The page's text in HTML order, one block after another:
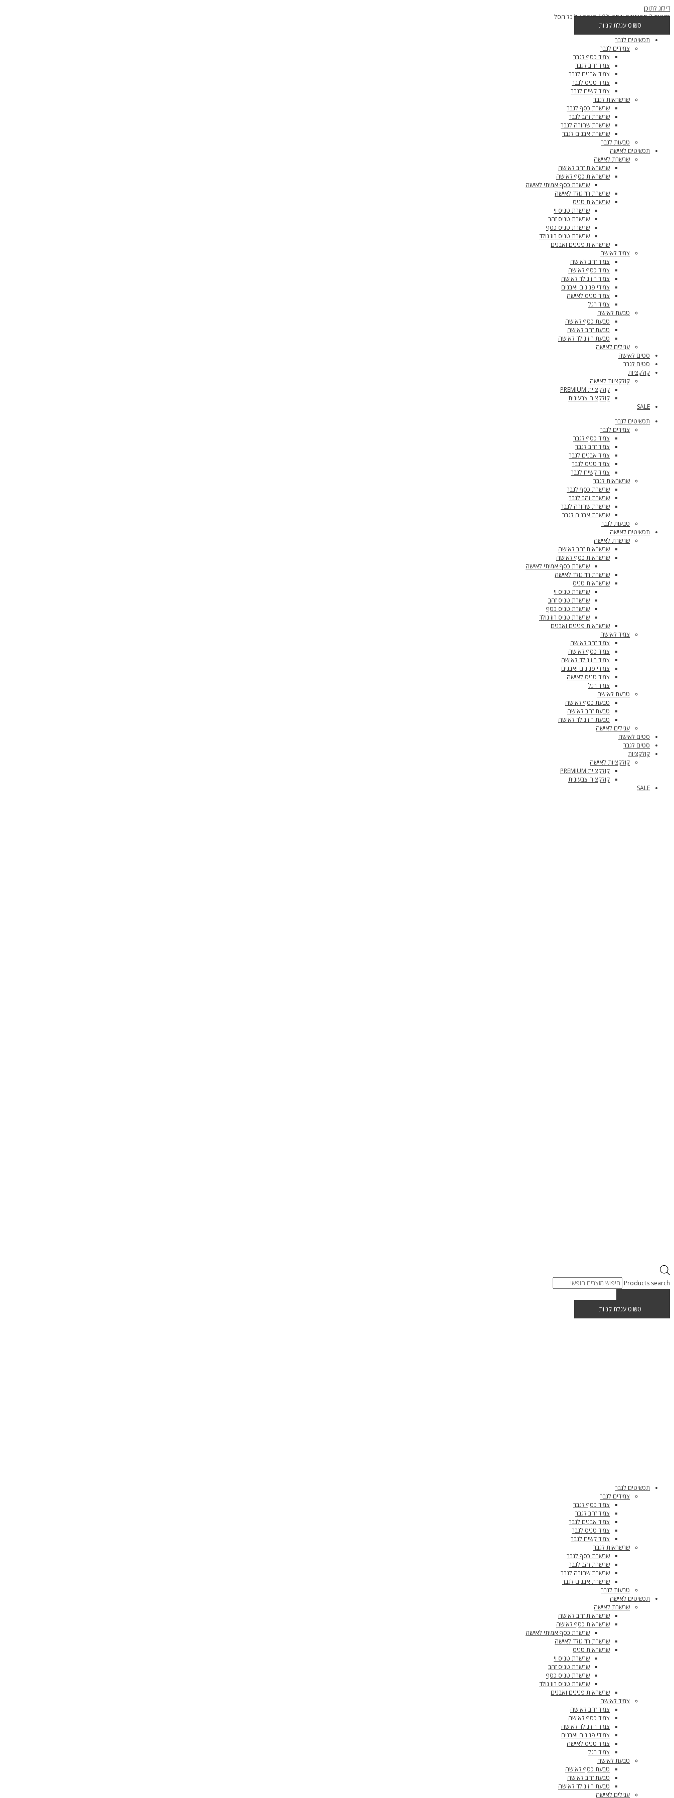
דילוג לתוכן
בקניית 2 תכשיטים ויותר 10% הנחה על כל הסל
₪0
0 עגלת קניות
תכשיטים לגבר
צמידים לגבר
צמיד כסף לגבר
צמיד זהב לגבר
צמיד אבנים לגבר
צמיד טניס לגבר
צמיד קשיח לגבר
שרשראות לגבר
שרשרת כסף לגבר
שרשרת זהב לגבר
שרשרת שחורה לגבר
שרשרת אבנים לגבר
טבעות לגבר
תכשיטים לאישה
שרשרת לאישה
שרשראות זהב לאישה
שרשראות כסף לאישה
שרשרת כסף אמיתי לאישה
שרשרת רוז גולד לאישה
שרשראות טניס
שרשרת טניס וי
שרשרת טניס זהב
שרשרת טניס כסף
שרשרת טניס רוז גולד
שרשראות פנינים ואבנים
צמיד לאישה
צמיד זהב לאישה
צמיד כסף לאישה
צמיד רוז גולד לאישה
צמידי פנינים ואבנים
צמיד טניס לאישה
צמיד רגל
טבעת לאישה
טבעת כסף לאישה
טבעת זהב לאישה
טבעת רוז גולד לאישה
עגילים לאישה
סטים לאישה
סטים לגבר
קולקציות
קולקציות לאישה
קולקציית PREMIUM
קולקציה צבעונית
SALE
תכשיטים לגבר
צמידים לגבר
צמיד כסף לגבר
צמיד זהב לגבר
צמיד אבנים לגבר
צמיד טניס לגבר
צמיד קשיח לגבר
שרשראות לגבר
שרשרת כסף לגבר
שרשרת זהב לגבר
שרשרת שחורה לגבר
שרשרת אבנים לגבר
טבעות לגבר
תכשיטים לאישה
שרשרת לאישה
שרשראות זהב לאישה
שרשראות כסף לאישה
שרשרת כסף אמיתי לאישה
שרשרת רוז גולד לאישה
שרשראות טניס
שרשרת טניס וי
שרשרת טניס זהב
שרשרת טניס כסף
שרשרת טניס רוז גולד
שרשראות פנינים ואבנים
צמיד לאישה
צמיד זהב לאישה
צמיד כסף לאישה
צמיד רוז גולד לאישה
צמידי פנינים ואבנים
צמיד טניס לאישה
צמיד רגל
טבעת לאישה
טבעת כסף לאישה
טבעת זהב לאישה
טבעת רוז גולד לאישה
עגילים לאישה
סטים לאישה
סטים לגבר
קולקציות
קולקציות לאישה
קולקציית PREMIUM
קולקציה צבעונית
SALE
Products search
₪0
0 עגלת קניות
תכשיטים לגבר
צמידים לגבר
צמיד כסף לגבר
צמיד זהב לגבר
צמיד אבנים לגבר
צמיד טניס לגבר
צמיד קשיח לגבר
שרשראות לגבר
שרשרת כסף לגבר
שרשרת זהב לגבר
שרשרת שחורה לגבר
שרשרת אבנים לגבר
טבעות לגבר
תכשיטים לאישה
שרשרת לאישה
שרשראות זהב לאישה
שרשראות כסף לאישה
שרשרת כסף אמיתי לאישה
שרשרת רוז גולד לאישה
שרשראות טניס
שרשרת טניס וי
שרשרת טניס זהב
שרשרת טניס כסף
שרשרת טניס רוז גולד
שרשראות פנינים ואבנים
צמיד לאישה
צמיד זהב לאישה
צמיד כסף לאישה
צמיד רוז גולד לאישה
צמידי פנינים ואבנים
צמיד טניס לאישה
צמיד רגל
טבעת לאישה
טבעת כסף לאישה
טבעת זהב לאישה
טבעת רוז גולד לאישה
עגילים לאישה